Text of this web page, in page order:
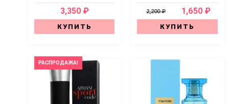
3,350 ₽
КУПИТЬ
2,200 ₽ 1,650 ₽
КУПИТЬ
РАСПРОДАЖА!